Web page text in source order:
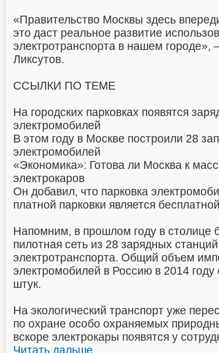
«Правительство Москвы здесь
это даст реальное развитие
электротранспорта в нашем городе»,
Ликсутов.
ССЫЛКИ ПО ТЕМЕ
На городских парковках появятся
электромобилей
В этом году в Москве построили 28
электромобилей
«Экономика»: Готова ли Москва к
электрокаров
Он добавил, что парковка
платной парковки является
Напомним, в прошлом году в столице
пилотная сеть из 28 зарядных
электротранспорта. Общий объем
электромобилей в Россию в 2014 году
штук.
На экологический транспорт уже
по охране особо охраняемых
вскоре электрокары появятся у
Читать дальше ...